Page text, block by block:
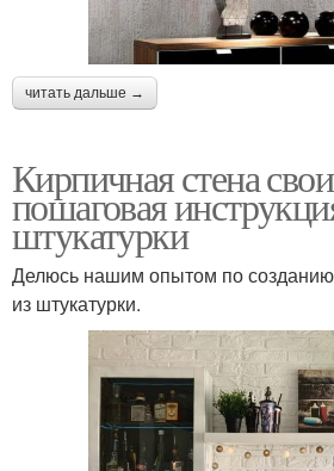
читать дальше →
Кирпичная стена
пошаговая
штукатурки
Делюсь нашим опытом по
из штукатурки.